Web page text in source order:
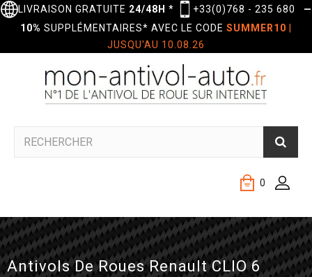
LIVRAISON GRATUITE 24/48H * +33(0)768 - 235 680
—
10% SUPPLÉMENTAIRES* AVEC LE CODE SUMMER10
JUSQU'AU 10.08.26
0
Antivols De Roues Renault CLIO 6